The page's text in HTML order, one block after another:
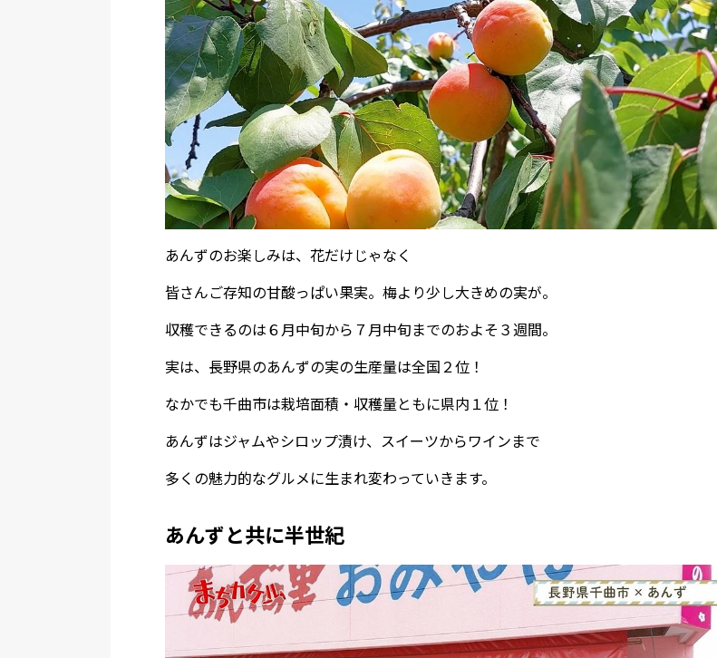
あんずのお楽しみは、花だけじゃなく
皆さんご存知の甘酸っぱい果実。梅より少し大きめの実が。
収穫できるのは６月中旬から７月中旬までのおよそ３週間。
実は、長野県のあんずの実の生産量は全国２位！
なかでも千曲市は栽培面積・収穫量ともに県内１位！
あんずはジャムやシロップ漬け、スイーツからワインまで
多くの魅力的なグルメに生まれ変わっていきます。
あんずと共に半世紀